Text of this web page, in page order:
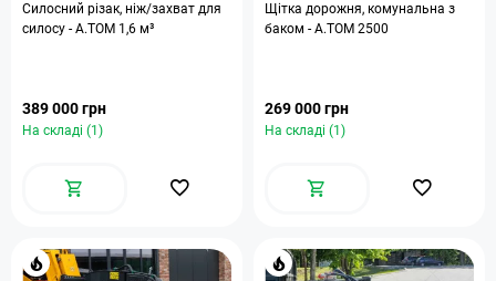
Силосний різак, ніж/захват для
силосу - А.ТОМ 1,6 м³
389 000 грн
На складі (1)
Щітка дорожня, комунальна з
баком - А.ТОМ 2500
269 000 грн
На складі (1)